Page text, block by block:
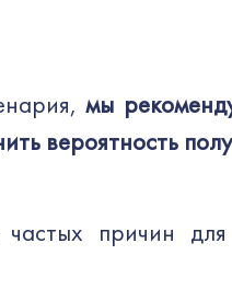
мы
вероятность
причин для